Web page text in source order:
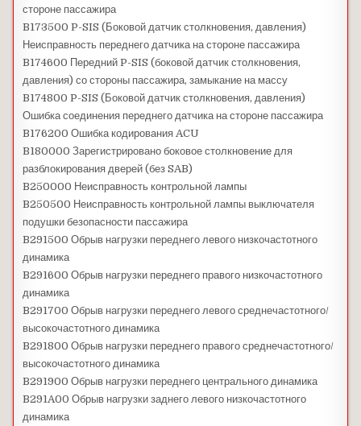
стороне пассажира
B173500 P-SIS (Боковой датчик столкновения, давления)
Неисправность переднего датчика на стороне пассажира
B174600 Передний P-SIS (боковой датчик столкновения,
давления) со стороны пассажира, замыкание на массу
B174800 P-SIS (Боковой датчик столкновения, давления)
Ошибка соединения переднего датчика на стороне пассажира
B176200 Ошибка кодирования ACU
B180000 Зарегистрировано боковое столкновение для
разблокирования дверей (без SAB)
B250000 Неисправность контрольной лампы
B250500 Неисправность контрольной лампы выключателя
подушки безопасности пассажира
B291500 Обрыв нагрузки переднего левого низкочастотного
динамика
B291600 Обрыв нагрузки переднего правого низкочастотного
динамика
B291700 Обрыв нагрузки переднего левого среднечастотного/
высокочастотного динамика
B291800 Обрыв нагрузки переднего правого среднечастотного/
высокочастотного динамика
B291900 Обрыв нагрузки переднего центрального динамика
B291A00 Обрыв нагрузки заднего левого низкочастотного
динамика